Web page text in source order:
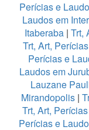
Perícias e
Laudos em
Itaberaba| Trt,
Trt, Art,
Perícias e
Laudos em
Lauzane
Mirandopolis|
Trt, Art,
Perícias e